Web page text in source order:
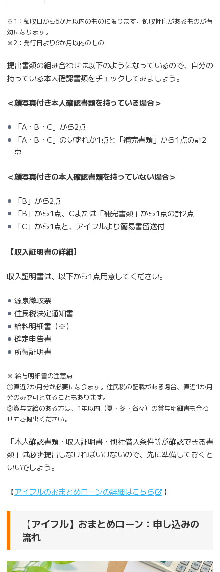
※1：領収日から6か月以内のものに限ります。領収押印があるものが有
効になります。
※2：発行日より6か月以内のもの
提出書類の組み合わせは以下のようになっているので、自分の
持っている本人確認書類をチェックしてみましょう。
＜顔写真付き本人確認書類を持っている場合＞
「A・B・C」から2点
「A・B・C」のいずれか1点と「補完書類」から1点の計2
点
＜顔写真付きの本人確認書類を持っていない場合＞
「B」から2点
「B」から1点、Cまたは「補完書類」から1点の計2点
「C」から1点と、アイフルより簡易書留送付
【収入証明書の詳細】
収入証明書は、以下から1点用意してください。
源泉徴収票
住民税決定通知書
給料明細書（※）
確定申告書
所得証明書
※ 給与明細書の注意点
①直近2か月分が必要になります。住民税の記載がある場合、直近1か月
分のみで可となることもあります。
②賞与支給のある方は、1年以内（夏・冬・各々）の賞与明細書も合わ
せてご提出ください。
「本人確認書類・収入証明書・他社借入条件等が確認できる書
類」は必ず提出しなければいけないので、先に準備しておくと
いいでしょう。
【アイフルのおまとめローンの詳細はこちら 】
【アイフル】おまとめローン：申し込みの
流れ